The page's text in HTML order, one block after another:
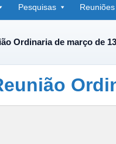
Pesquisas Reuniões
Ordinaria de março de